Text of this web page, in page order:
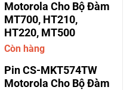
Motorola Cho Bộ Đàm
MT700, HT210,
HT220, MT500
Còn hàng
Pin CS-MKT574TW
Motorola Cho Bộ Đàm